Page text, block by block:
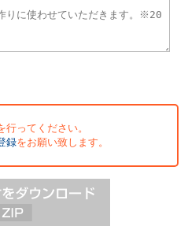
行ってください。
録をお願い致します。